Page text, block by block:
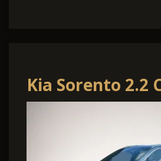
Kia Sorento 2.2
Prime DCT8